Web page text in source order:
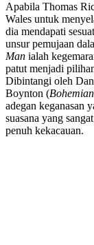
Apabila Thomas
Wales untuk
dia mendapati
unsur pemujaan
Man ialah
patut menjadi
Dibintangi oleh
Boynton (
adegan keganasan
suasana yang
penuh kekacauan.